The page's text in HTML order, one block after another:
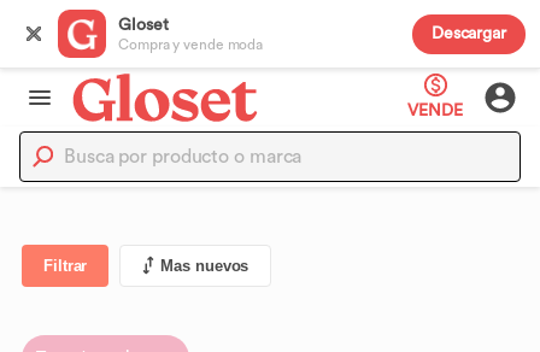
Gloset
Compra y vende moda
Descargar
VENDE
Filtrar Mas nuevos